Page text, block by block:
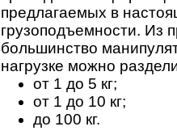
предлагаемых в
грузоподъемности. Из
большинство
нагрузке можно
от 1 до 5 кг;
от 1 до 10 кг;
до 100 кг.